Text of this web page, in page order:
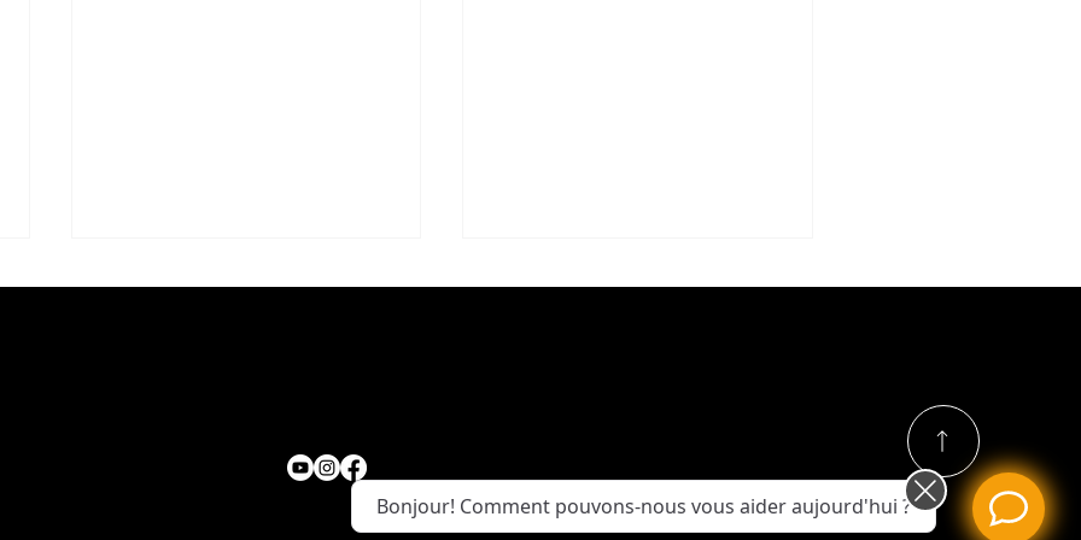
NOUVELLE - NOUVEAUTÉ
avec LA FERME MONETTE
Front froid, pression
barométrique et
déplacements des
Bonjour! Comment pouvons-nous vous aider aujourd'hui ?